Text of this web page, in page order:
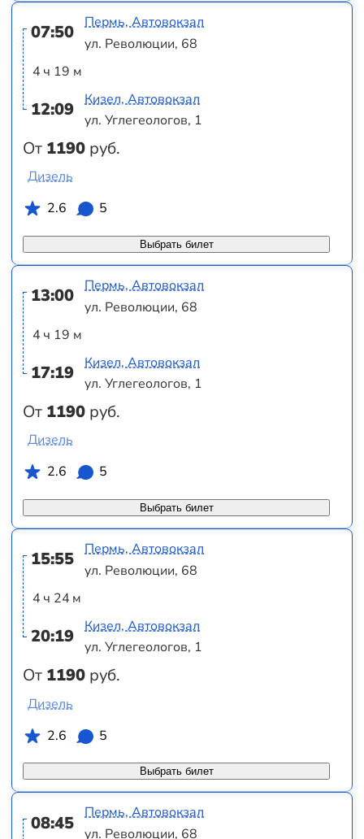
07:50
4 ч 19 м
12:09
От 1190 руб.
Пермь, Автовокзал
ул. Революции, 68
Кизел, Автовокзал
ул. Углегеологов, 1
Выбрать билет
Дизель
2.6
5
13:00
4 ч 19 м
17:19
От 1190 руб.
Пермь, Автовокзал
ул. Революции, 68
Кизел, Автовокзал
ул. Углегеологов, 1
Выбрать билет
Дизель
2.6
5
15:55
4 ч 24 м
20:19
От 1190 руб.
Пермь, Автовокзал
ул. Революции, 68
Кизел, Автовокзал
ул. Углегеологов, 1
Выбрать билет
Дизель
2.6
5
08:45
Пермь, Автовокзал
ул. Революции, 68